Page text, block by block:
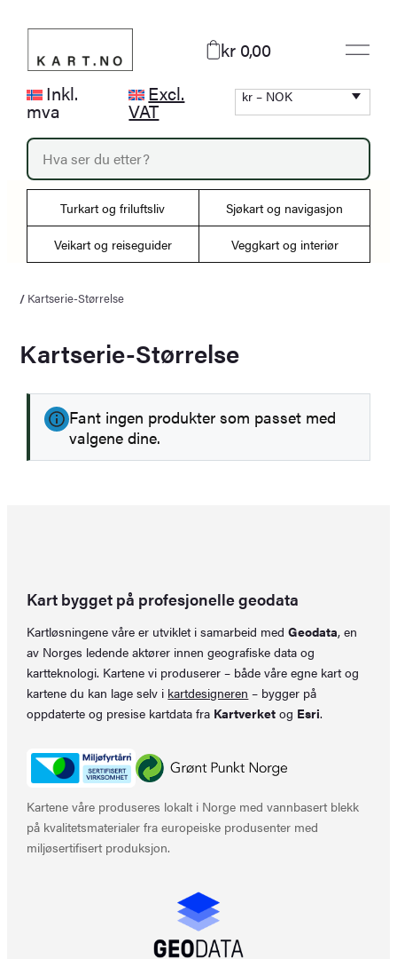
innhold
kr 0,00
Inkl.
mva
Excl.
VAT
kr – NOK
P
o
d
c
s
e
r
c
Turkart og friluftsliv Sjøkart og navigasjon
Veikart og reiseguider Veggkart og interiør
/ Kartserie-Størrelse
Kartserie-Størrelse
Fant ingen produkter som passet med
valgene dine.
Kart bygget på profesjonelle geodata
Kartløsningene våre er utviklet i samarbeid medGeodata, en
av Norges ledende aktører innen geografiske data og
kartteknologi. Kartene vi produserer – både våre egne kart og
kartene du kan lage selv i kartdesigneren – bygger på
oppdaterte og presise kartdata fra Kartverket og Esri.
Kartene våre produseres lokalt i Norge med vannbasert blekk
på kvalitetsmaterialer fra europeiske produsenter med
miljøsertifisert produksjon.